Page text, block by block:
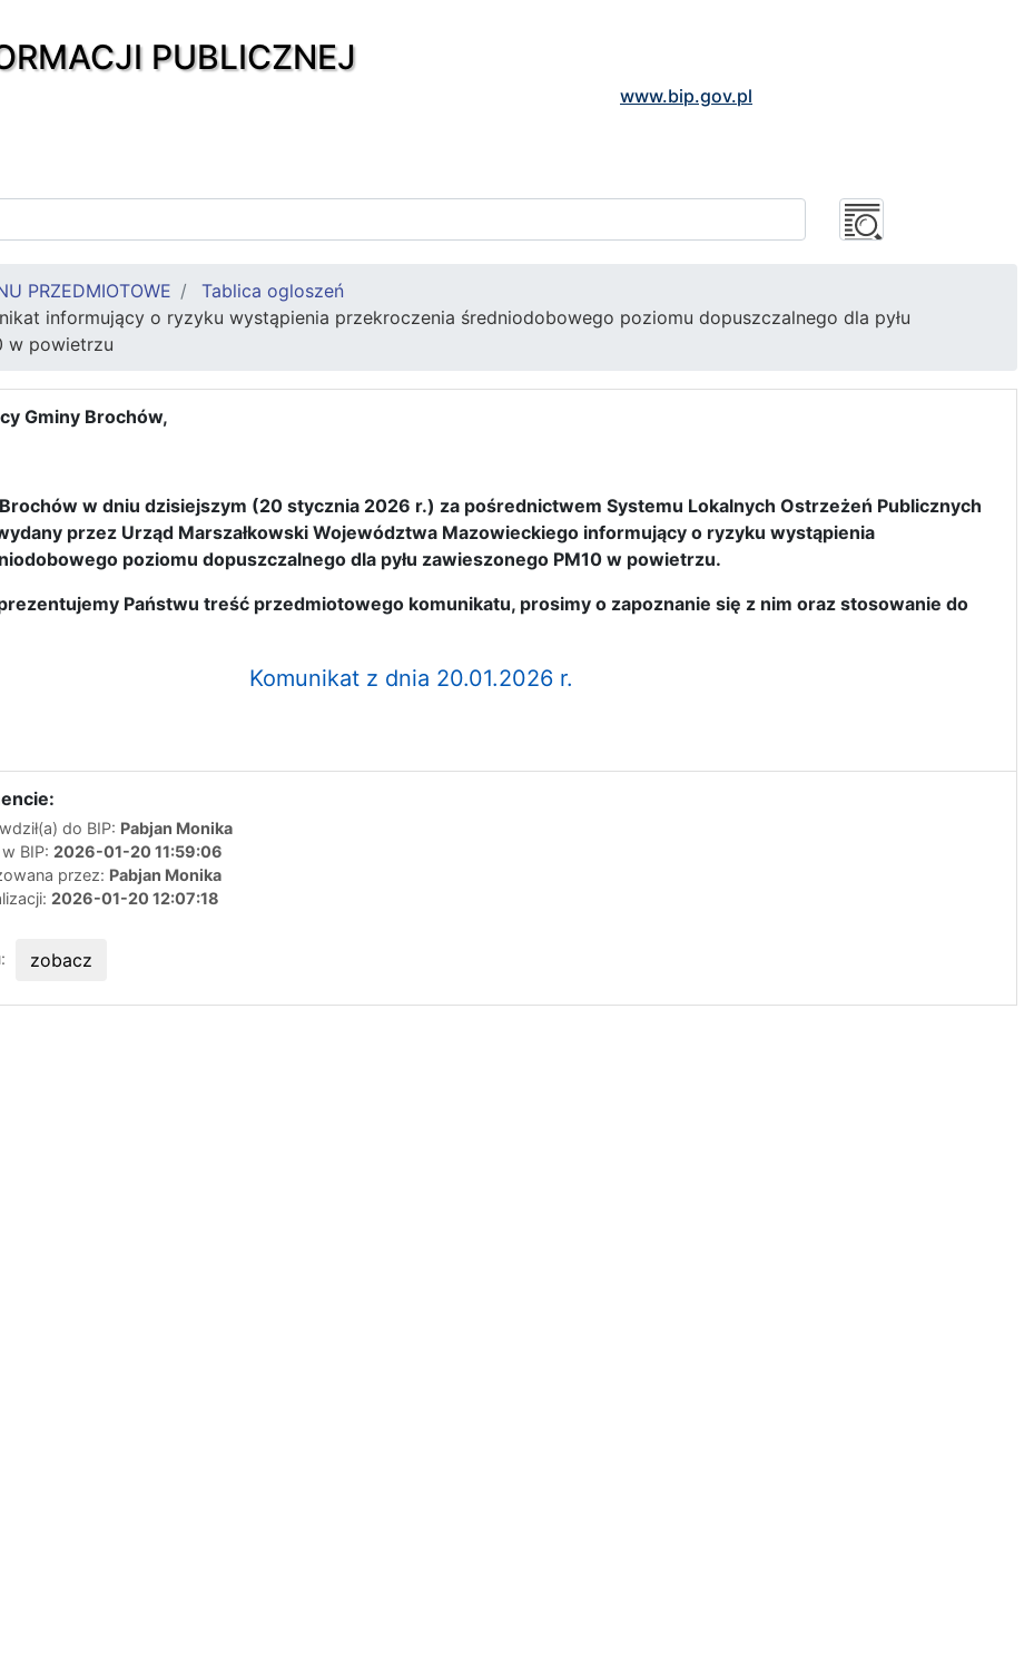
PUBLICZNEJ
www.bip.gov.pl
PRZEDMIOTOWE
Tablica ogloszeń
informujący o ryzyku wystąpienia przekroczenia średniodobowego poziomu dopuszczalnego dla pyłu
w powietrzu
Gminy Brochów,
w dniu dzisiejszym (20 stycznia 2026 r.) za pośrednictwem Systemu Lokalnych Ostrzeżeń Publicznych
przez Urząd Marszałkowski Województwa Mazowieckiego informujący o ryzyku wystąpienia
poziomu dopuszczalnego dla pyłu zawieszonego PM10 w powietrzu.
Państwu treść przedmiotowego komunikatu, prosimy o zapoznanie się z nim oraz stosowanie do
Komunikat z dnia 20.01.2026 r.
do BIP: Pabjan Monika
BIP: 2026-01-20 11:59:06
przez: Pabjan Monika
2026-01-20 12:07:18
zobacz